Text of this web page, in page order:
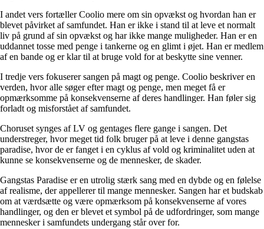
I andet vers fortæller Coolio mere om sin opvækst og hvordan han er
blevet påvirket af samfundet. Han er ikke i stand til at leve et normalt
liv på grund af sin opvækst og har ikke mange muligheder. Han er en
uddannet tosse med penge i tankerne og en glimt i øjet. Han er medlem
af en bande og er klar til at bruge vold for at beskytte sine venner.
I tredje vers fokuserer sangen på magt og penge. Coolio beskriver en
verden, hvor alle søger efter magt og penge, men meget få er
opmærksomme på konsekvenserne af deres handlinger. Han føler sig
forladt og misforstået af samfundet.
Choruset synges af LV og gentages flere gange i sangen. Det
understreger, hvor meget tid folk bruger på at leve i denne gangstas
paradise, hvor de er fanget i en cyklus af vold og kriminalitet uden at
kunne se konsekvenserne og de mennesker, de skader.
Gangstas Paradise er en utrolig stærk sang med en dybde og en følelse
af realisme, der appellerer til mange mennesker. Sangen har et budskab
om at værdsætte og være opmærksom på konsekvenserne af vores
handlinger, og den er blevet et symbol på de udfordringer, som mange
mennesker i samfundets undergang står over for.